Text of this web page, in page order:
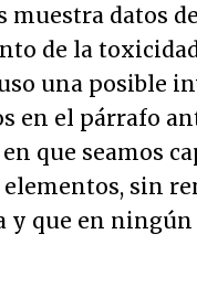
muestra datos
de la
una posible
en el párrafo
que seamos
sin
y que en